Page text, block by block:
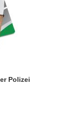
Polizei